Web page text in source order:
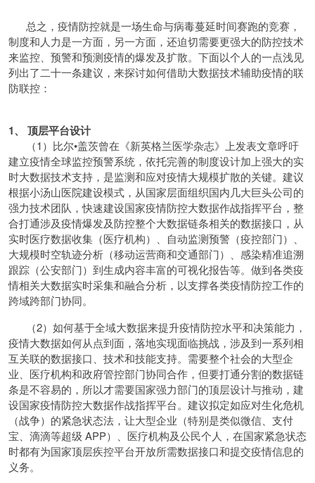
总之，疫情防控就是一场生命与病毒蔓延时间赛跑的竞赛，
制度和人力是一方面，另一方面，还迫切需要更强大的防控技术
来监控、预警和预测疫情的爆发及扩散。下面以个人的一点浅见
列出了二十一条建议，来探讨如何借助大数据技术辅助疫情的联
防联控：
1、 顶层平台设计
（1）比尔•盖茨曾在《新英格兰医学杂志》上发表文章呼吁
建立疫情全球监控预警系统，依托完善的制度设计加上强大的实
时大数据技术支持，是监测和应对疫情大规模扩散的关键。建议
根据小汤山医院建设模式，从国家层面组织国内几大巨头公司的
强力技术团队，快速建设国家疫情防控大数据作战指挥平台，整
合打通涉及疫情爆发及防控整个大数据链条相关的数据接口，从
实时医疗数据收集（医疗机构）、自动监测预警（疫控部门）、
大规模时空轨迹分析（移动运营商和交通部门）、感染精准追溯
跟踪（公安部门）到生成内容丰富的可视化报告等。做到各类疫
情相关大数据实时采集和融合分析，以支撑各类疫情防控工作的
跨域跨部门协同。
（2）如何基于全域大数据来提升疫情防控水平和决策能力，
疫情大数据如何从点到面，落地实现面临挑战，涉及到一系列相
互关联的数据接口、技术和技能支持。需要整个社会的大型企
业、医疗机构和政府管控部门协同合作，但要打通分割的数据链
条是不容易的，所以才需要国家强力部门的顶层设计与推动，建
设国家疫情防控大数据作战指挥平台。建议拟定如应对生化危机
（战争）的紧急状态法，让大型企业（特别是类似微信、支付
宝、滴滴等超级 APP）、医疗机构及公民个人，在国家紧急状态
时都有为国家顶层疾控平台开放所需数据接口和提交疫情信息的
义务。